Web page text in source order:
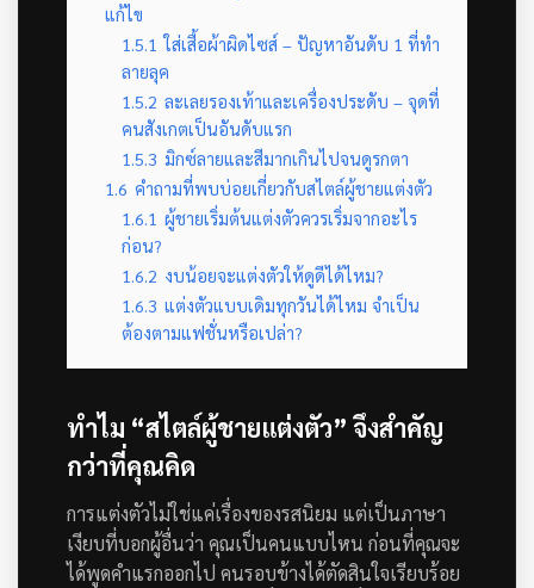
แก้ไข
1.5.1 ใส่เสื้อผ้าผิดไซส์ – ปัญหาอันดับ 1 ที่ทำ
ลายลุค
1.5.2 ละเลยรองเท้าและเครื่องประดับ – จุดที่
คนสังเกตเป็นอันดับแรก
1.5.3 มิกซ์ลายและสีมากเกินไปจนดูรกตา
1.6 คำถามที่พบบ่อยเกี่ยวกับสไตล์ผู้ชายแต่งตัว
1.6.1 ผู้ชายเริ่มต้นแต่งตัวควรเริ่มจากอะไร
ก่อน?
1.6.2 งบน้อยจะแต่งตัวให้ดูดีได้ไหม?
1.6.3 แต่งตัวแบบเดิมทุกวันได้ไหม จำเป็น
ต้องตามแฟชั่นหรือเปล่า?
ทำไม “สไตล์ผู้ชายแต่งตัว” จึงสำคัญ
กว่าที่คุณคิด
การแต่งตัวไม่ใช่แค่เรื่องของรสนิยม แต่เป็นภาษา
เงียบที่บอกผู้อื่นว่า คุณเป็นคนแบบไหน ก่อนที่คุณจะ
ได้พูดคำแรกออกไป คนรอบข้างได้ตัดสินใจเรียบร้อย